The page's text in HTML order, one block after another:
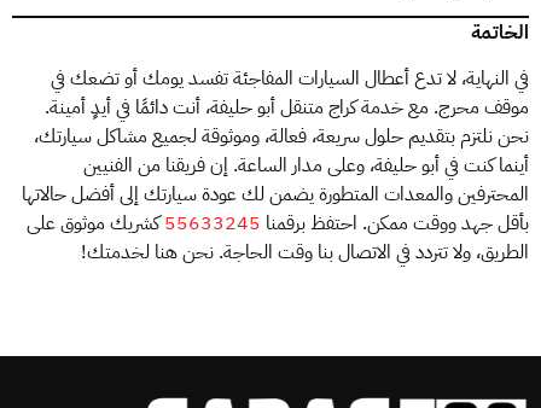
الخاتمة
في النهاية، لا تدع أعطال السيارات المفاجئة تفسد يومك أو تضعك في
موقف محرج. مع خدمة كراج متنقل أبو حليفة، أنت دائمًا في أيدٍ أمينة.
نحن نلتزم بتقديم حلول سريعة، فعالة، وموثوقة لجميع مشاكل سيارتك،
أينما كنت في أبو حليفة، وعلى مدار الساعة. إن فريقنا من الفنيين
المحترفين والمعدات المتطورة يضمن لك عودة سيارتك إلى أفضل حالاتها
بأقل جهد ووقت ممكن. احتفظ برقمنا 55633245كشريك موثوق على
الطريق، ولا تتردد في الاتصال بنا وقت الحاجة. نحن هنا لخدمتك!